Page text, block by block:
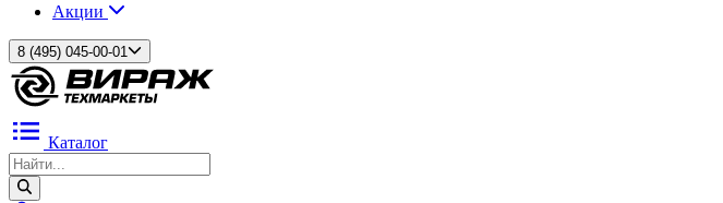
Акции
8 (495) 045-00-01
Каталог